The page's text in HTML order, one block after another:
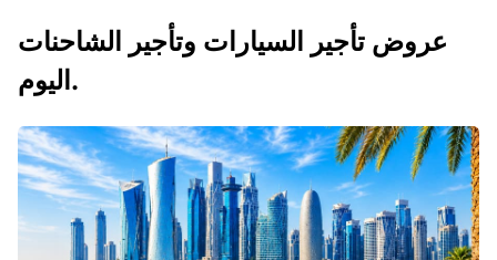
عروض تأجير السيارات وتأجير الشاحنات
اليوم.